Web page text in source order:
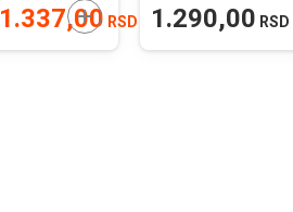
1.337,00 RSD
DODAJTE U KORPU
1.290,00 RSD